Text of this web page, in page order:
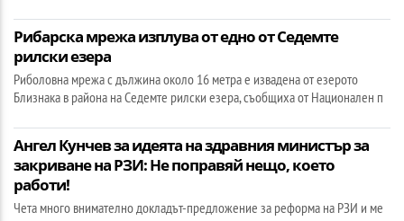
Рибарска мрежа изплува от едно от Седемте
рилски езера
Риболовна мрежа с дължина около 16 метра е извадена от езерото
Близнака в района на Седемте рилски езера, съобщиха от Национален п
Ангел Кунчев за идеята на здравния министър за
закриване на РЗИ: Не поправяй нещо, което
работи!
Чета много внимателно докладът-предложение за реформа на РЗИ и ме